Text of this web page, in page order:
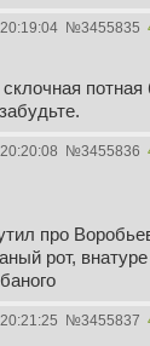
№3455835
склочная
№3455836
про
рот,
№3455837